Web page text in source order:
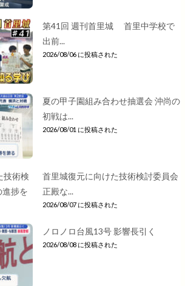
第41回 週刊首里城 首里中学校で
出前...
2026/08/06 に投稿された
夏の甲子園組み合わせ抽選会 沖尚の
初戦は...
2026/08/01 に投稿された
首里城復元に向けた技術検討委員会
正殿な...
2026/08/07 に投稿された
ノロノロ台風13号 影響長引く
2026/08/08 に投稿された